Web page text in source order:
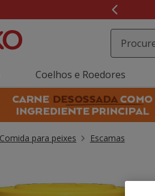
de
3,
Coelhos e Roedores
Comida para peixes
Escamas